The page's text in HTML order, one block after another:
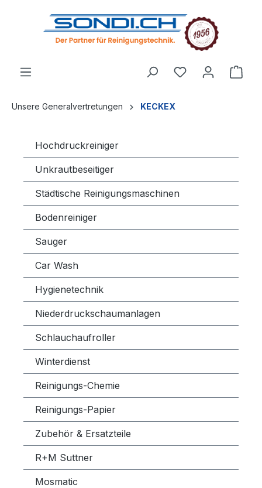
springen
Unsere Generalvertretungen KECKEX
Hochdruckreiniger
Unkrautbeseitiger
Städtische Reinigungsmaschinen
Bodenreiniger
Sauger
Car Wash
Hygienetechnik
Niederdruckschaumanlagen
Schlauchaufroller
Winterdienst
Reinigungs-Chemie
Reinigungs-Papier
Zubehör & Ersatzteile
R+M Suttner
Mosmatic